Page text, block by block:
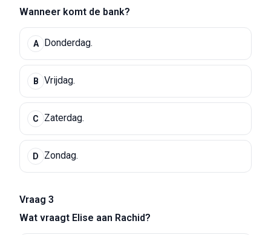
Wanneer komt de bank?
A Donderdag.
B Vrijdag.
C Zaterdag.
D Zondag.
Vraag 3
Wat vraagt Elise aan Rachid?